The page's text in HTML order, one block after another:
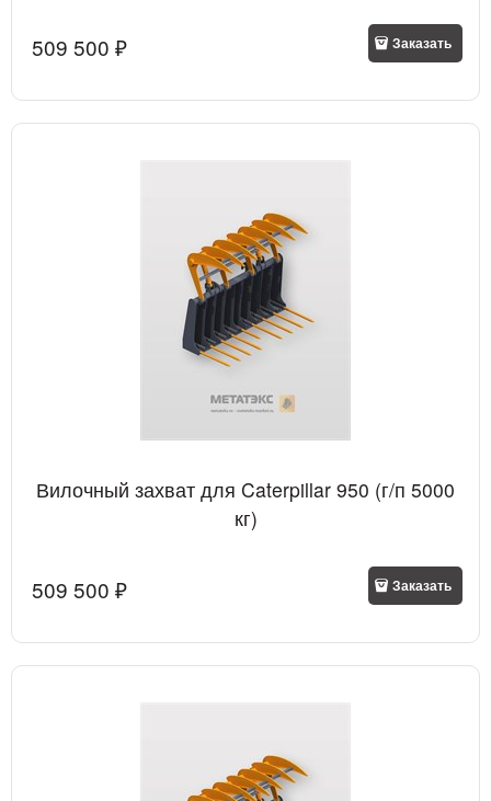
509 500 ₽ Заказать
Вилочный захват для Caterpillar 950 (г/п 5000
кг)
509 500 ₽ Заказать